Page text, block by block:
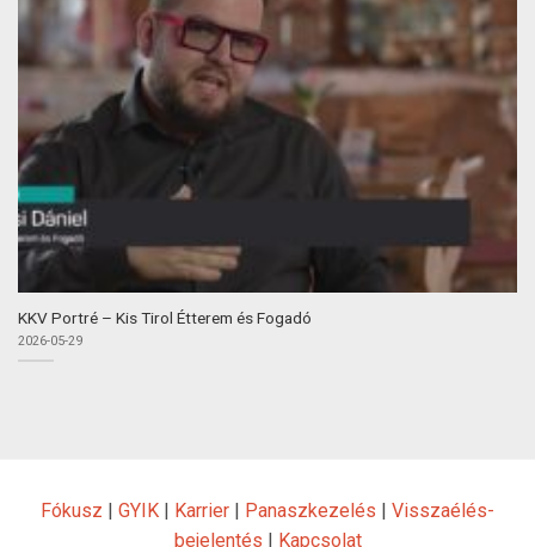
KKV Portré – Kis Tirol Étterem és Fogadó
2026-05-29
Fókusz GYIK Karrier Panaszkezelés
Visszaélés-
bejelentés
Kapcsolat